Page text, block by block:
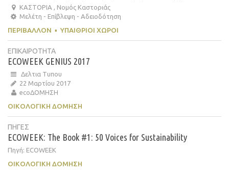
ΚΑΣΤΟΡΙΑ , Νομός Καστοριάς
Μελέτη - Επίβλεψη - Αδειοδότηση
ΠΕΡΙΒΆΛΛΟΝ ▪ ΥΠΑΊΘΡΙΟΙ ΧΏΡΟΙ
ΕΠΙΚΑΙΡΟΤΗΤΑ
ECOWEEK GENIUS 2017
Δελτια Τυπου
22 Μαρτίου 2017
ecoΔΟΜΗΣΗ
ΟΙΚΟΛΟΓΙΚΉ ΔΌΜΗΣΗ
ΠΗΓΕΣ
ECOWEEK: The Book #1: 50 Voices for Sustainability
Πηγή: ECOWEEK
ΟΙΚΟΛΟΓΙΚΉ ΔΌΜΗΣΗ